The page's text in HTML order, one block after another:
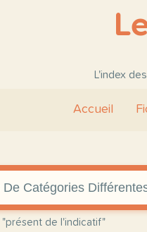
L'index
Accueil
"présent de l'indicatif"